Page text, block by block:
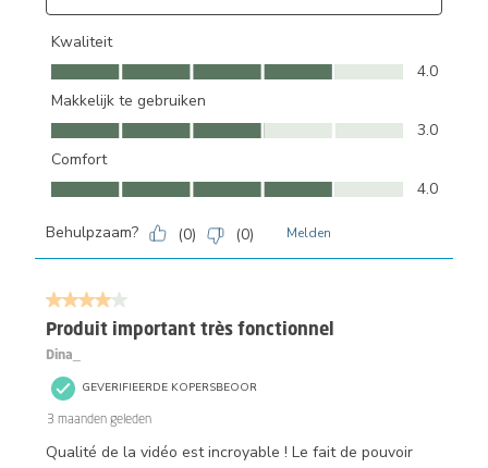
Kwaliteit
Kwaliteit, 4.0 van 5
4.0
Makkelijk te gebruiken
Makkelijk te gebruiken, 3.0 van 5
3.0
Comfort
Comfort, 4.0 van 5
4.0
Behulpzaam? (0) (0) Melden
4 van 5 sterren.
Produit important très fonctionnel
Dina_
GEVERIFIEERDE KOPERSBEOOR
3 maanden geleden
Qualité de la vidéo est incroyable ! Le fait de pouvoir